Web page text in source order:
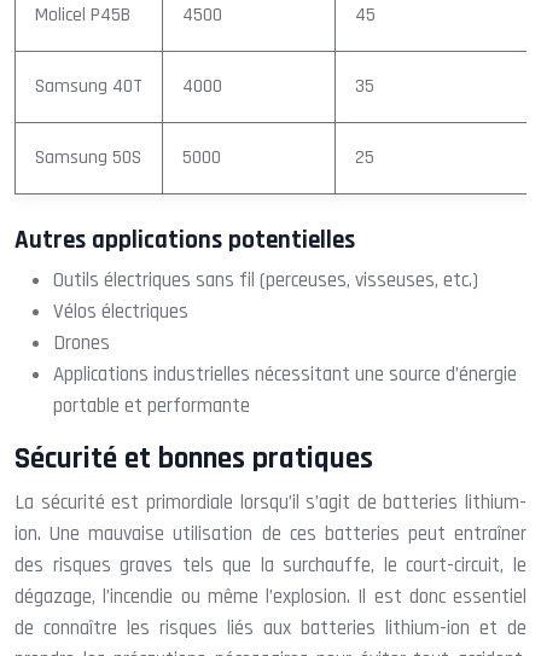
Molicel P45B 4500 45
Samsung 40T 4000 35
Samsung 50S 5000 25
Autres applications potentielles
Outils électriques sans fil (perceuses, visseuses, etc.)
Vélos électriques
Drones
Applications industrielles nécessitant une source d’énergie
portable et performante
Sécurité et bonnes pratiques
La sécurité est primordiale lorsqu’il s’agit de batteries lithium-
ion. Une mauvaise utilisation de ces batteries peut entraîner
des risques graves tels que la surchauffe, le court-circuit, le
dégazage, l’incendie ou même l’explosion. Il est donc essentiel
de connaître les risques liés aux batteries lithium-ion et de